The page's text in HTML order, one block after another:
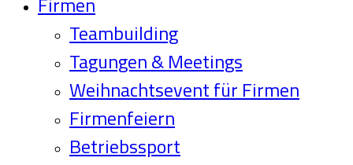
Teambuilding
Tagungen & Meetings
Weihnachtsevent für Firmen
Firmenfeiern
Betriebssport